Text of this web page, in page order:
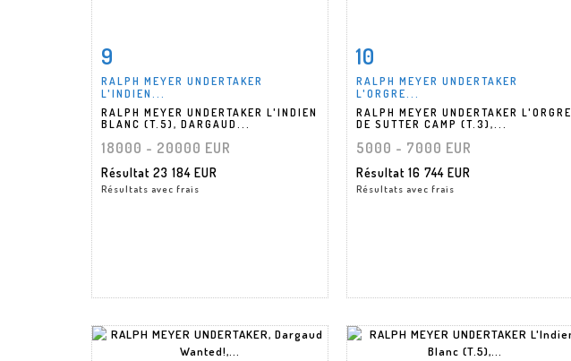
9
RALPH MEYER UNDERTAKER
L'INDIEN...
RALPH MEYER UNDERTAKER L'INDIEN
BLANC (T.5), DARGAUD...
18000 - 20000 EUR
Résultat 23 184 EUR
Résultats avec frais
Fiche détaillée
10
RALPH MEYER UNDERTAKER
L'ORGRE...
RALPH MEYER UNDERTAKER L'ORGRE
DE SUTTER CAMP (T.3),...
5000 - 7000 EUR
Résultat 16 744 EUR
Résultats avec frais